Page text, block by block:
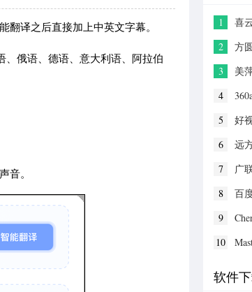
译之后直接加上中英文字幕。
俄语、德语、意大利语、阿拉伯
音。
1
喜
2
方
3
美
4
5
好
6
远
7
广
8
百
9
10
软件